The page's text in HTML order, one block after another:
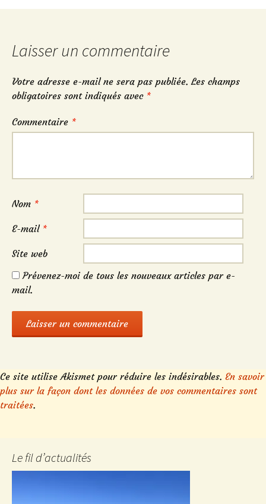
des
articles
Laisser un commentaire
Votre adresse e-mail ne sera pas publiée. Les champs
obligatoires sont indiqués avec *
Commentaire *
Nom *
E-mail *
Site web
Prévenez-moi de tous les nouveaux articles par e-
mail.
Ce site utilise Akismet pour réduire les indésirables. En savoir
plus sur la façon dont les données de vos commentaires sont
traitées.
Le fil d’actualités